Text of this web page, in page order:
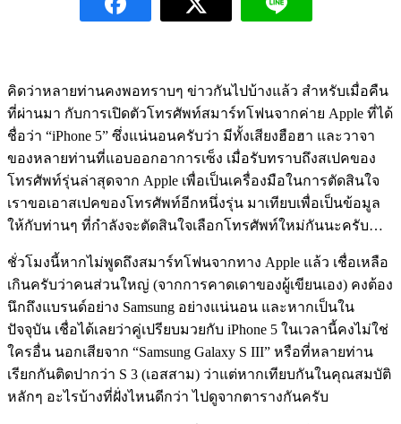
คิดว่าหลายท่านคงพอทราบๆ ข่าวกันไปบ้างแล้ว สำหรับเมื่อคืน
ที่ผ่านมา กับการเปิดตัวโทรศัพท์สมาร์ทโฟนจากค่าย Apple ที่ได้
ชื่อว่า “iPhone 5” ซึ่งแน่นอนครับว่า มีทั้งเสียงฮือฮา และวาจา
ของหลายท่านที่แอบออกอาการเซ็ง เมื่อรับทราบถึงสเปคของ
โทรศัพท์รุ่นล่าสุดจาก Apple เพื่อเป็นเครื่องมือในการตัดสินใจ
เราขอเอาสเปคของโทรศัพท์อีกหนึ่งรุ่น มาเทียบเพื่อเป็นข้อมูล
ให้กับท่านๆ ที่กำลังจะตัดสินใจเลือกโทรศัพท์ใหม่กันนะครับ…
ชั่วโมงนี้หากไม่พูดถึงสมาร์ทโฟนจากทาง Apple แล้ว เชื่อเหลือ
เกินครับว่าคนส่วนใหญ่ (จากการคาดเดาของผู้เขียนเอง) คงต้อง
นึกถึงแบรนด์อย่าง Samsung อย่างแน่นอน และหากเป็นใน
ปัจจุบัน เชื่อได้เลยว่าคู่เปรียบมวยกับ iPhone 5 ในเวลานี้คงไม่ใช่
ใครอื่น นอกเสียจาก “Samsung Galaxy S III” หรือที่หลายท่าน
เรียกกันติดปากว่า S 3 (เอสสาม) ว่าแต่หากเทียบกันในคุณสมบัติ
หลักๆ อะไรบ้างที่ฝั่งไหนดีกว่า ไปดูจากตารางกันครับ